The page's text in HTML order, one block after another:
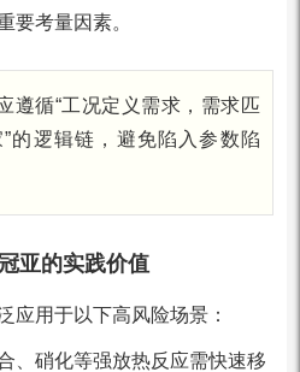
要考量因素。
遵循“工况定义需求，需求匹
的逻辑链，避免陷入参数陷
亚的实践价值
应用于以下高风险场景：
、硝化等强放热反应需快速移